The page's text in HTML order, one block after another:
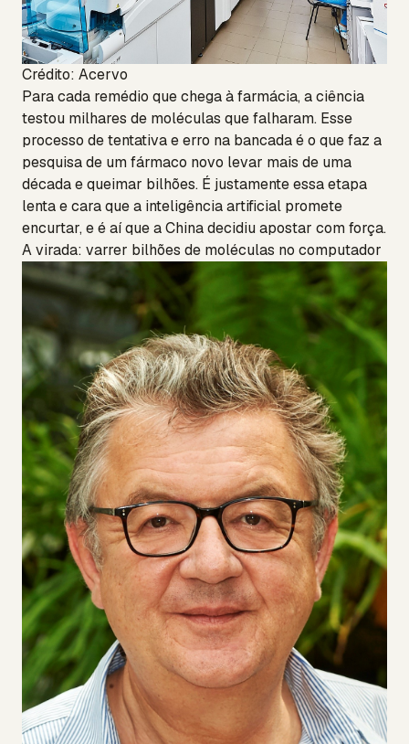
Crédito: Acervo
Para cada remédio que chega à farmácia, a ciência
testou milhares de moléculas que falharam. Esse
processo de tentativa e erro na bancada é o que faz a
pesquisa de um fármaco novo levar mais de uma
década e queimar bilhões. É justamente essa etapa
lenta e cara que a inteligência artificial promete
encurtar, e é aí que a China decidiu apostar com força.
A virada: varrer bilhões de moléculas no computador